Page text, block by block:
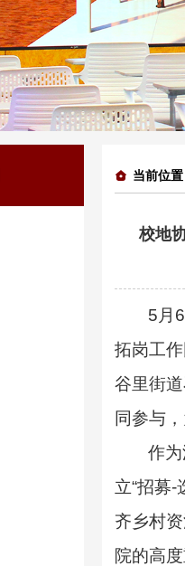
当前位置
校地
5 月
拓岗工
谷里街
同参与
作
立“招募-
齐乡村
院的高